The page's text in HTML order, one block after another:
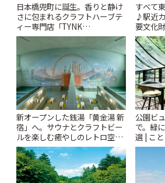
日本橋兜町に誕生。香りと静け
さに包まれるクラフトハーブテ
ィー専門店「TYNK
Kabutocho」 | ことりっぷ
すべて
♪駅近
要文化
札すぐ
りっぷ
新オープンした銭湯「黄金湯 新
宿」へ。サウナとクラフトビー
ルを楽しむ癒やしのレトロ空間
| ことりっぷ
公園ビ
で。緑
選 | こ